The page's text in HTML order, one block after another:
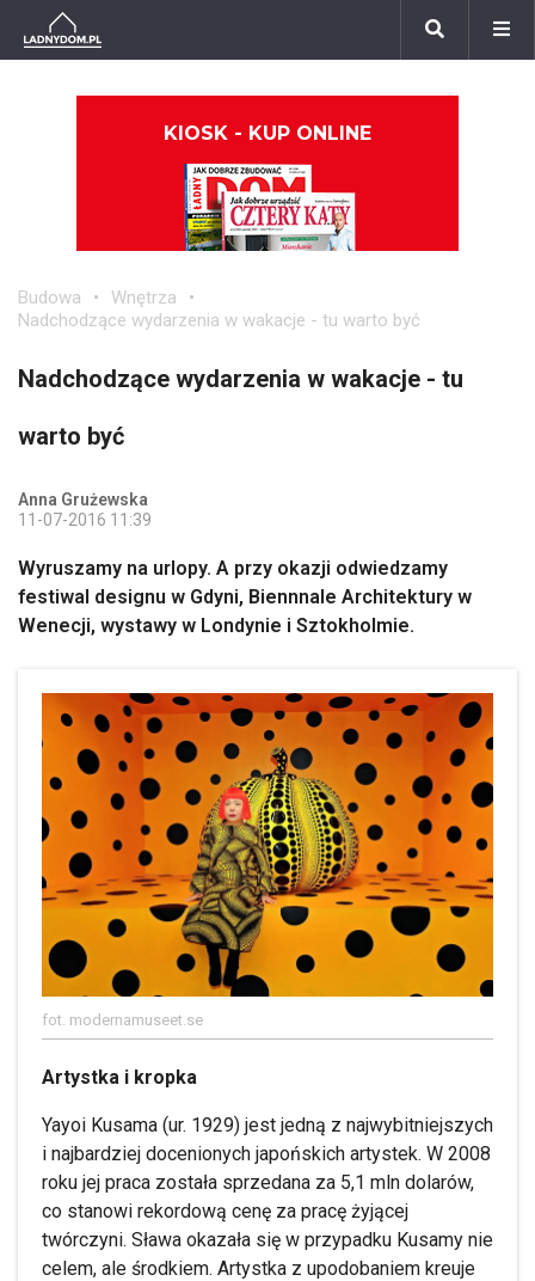
KIOSK - KUP ONLINE
Budowa
Wnętrza
Nadchodzące wydarzenia w wakacje - tu warto być
Nadchodzące wydarzenia w wakacje - tu
warto być
Anna Grużewska
11-07-2016 11:39
Wyruszamy na urlopy. A przy okazji odwiedzamy
festiwal designu w Gdyni, Biennnale Architektury w
Wenecji, wystawy w Londynie i Sztokholmie.
fot. modernamuseet.se
Artystka i kropka
Yayoi Kusama (ur. 1929) jest jedną z najwybitniejszych
i najbardziej docenionych japońskich artystek. W 2008
roku jej praca została sprzedana za 5,1 mln dolarów,
co stanowi rekordową cenę za pracę żyjącej
twórczyni. Sława okazała się w przypadku Kusamy nie
celem, ale środkiem. Artystka z upodobaniem kreuje